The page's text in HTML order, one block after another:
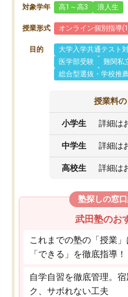
対象学年 高1～高3 浪人生
授業形式 オンライン個別指導
目的 大学入学共通テスト
医学部受験
難関私
総合型選抜・学校推
授業料
小学生 詳細は
中学生 詳細は
高校生 詳細は
塾探しの窓
武田塾のお
これまでの塾の「授業
「できる」を徹底指導！
自学自習を徹底管理。
ク、サボれない工夫